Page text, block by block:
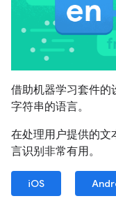
借助机器学习套件的
字符串的语言。
在处理用户提供的文
言识别非常有用。
iOS